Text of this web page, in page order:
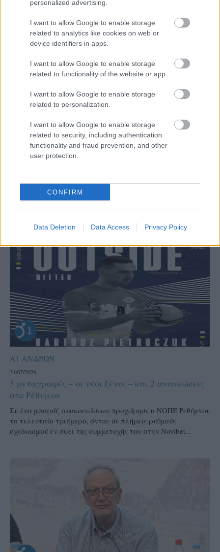
personalized advertising.
I want to allow Google to enable storage
related to analytics like cookies on web or
device identifiers in apps.
I want to allow Google to enable storage
related to functionality of the website or app.
I want to allow Google to enable storage
related to personalization.
I want to allow Google to enable storage
related to security, including authentication
functionality and fraud prevention, and other
user protection.
CONFIRM
Data Deletion Data Access Privacy Policy
Aκολουθήστε μας
παντού…
Α1 ΑΝΔΡΩΝ
31/07/2026
3 μεταγραφές – οι νέοι ξένοι – και 2 ανανεώσεις
στο Ρέθυμνο
Σε ένα μπαράζ ανακοινώσεων προχώρησε ο ΝΟΠΕ Ρεθύμνου
το τελευταίο τριήμερο, όντας σε πλήρεις ρυθμούς
σχεδιασμού εν όψει της συμμετοχής του στην Novibet...